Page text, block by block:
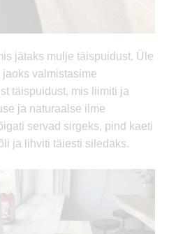
jätaks mulje täispuidust. Üle
valmistasime
täispuidust, mis liimiti ja
ja naturaalse ilme
servad sirgeks, pind kaeti
ja lihviti täiesti siledaks.